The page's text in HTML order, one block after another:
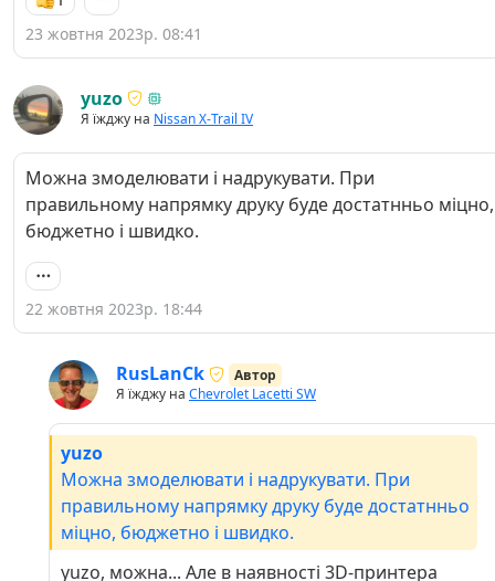
23 жовтня 2023р. 08:41
yuzo
Я їжджу на Nissan X-Trail IV
Можна змоделювати і надрукувати. При
правильному напрямку друку буде достатнньо міцно,
бюджетно і швидко.
22 жовтня 2023р. 18:44
RusLanCk
Автор
Я їжджу на Chevrolet Lacetti SW
yuzo
Можна змоделювати і надрукувати. При
правильному напрямку друку буде достатнньо
міцно, бюджетно і швидко.
yuzo, можна... Але в наявності 3D-принтера